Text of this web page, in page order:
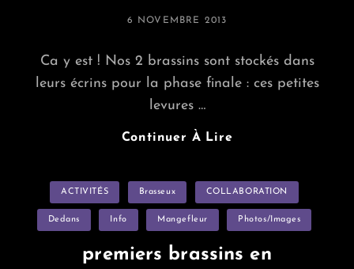
POSTED
6 NOVEMBRE 2013
Ca y est ! Nos 2 brassins sont stockés dans
leurs écrins pour la phase finale : ces petites
levures …
Continuer À LireBinouz
!!
Categories
ACTIVITÉS Brasseux COLLABORATION
Dedans Info Mangefleur Photos/images
premiers brassins en